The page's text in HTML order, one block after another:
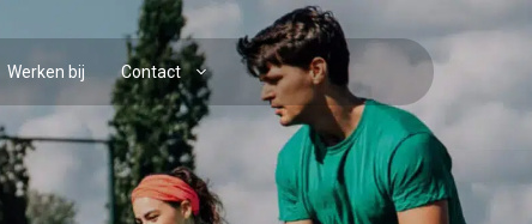
Werken bij Contact